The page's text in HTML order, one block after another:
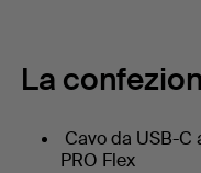
La
Cavo da USB-C
PRO Flex